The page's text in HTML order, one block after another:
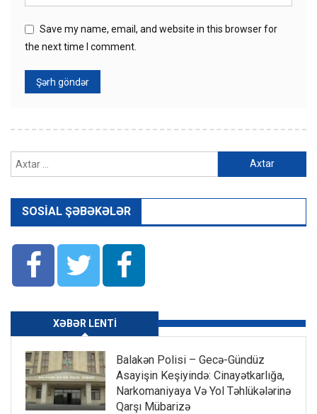
Save my name, email, and website in this browser for
the next time I comment.
SOSIAL ŞƏBƏKƏLƏR
XƏBƏR LENTI
Balakən Polisi – Gecə-Gündüz
Asayişin Keşiyində: Cinayətkarlığa,
Narkomaniyaya Və Yol Təhlükələrinə
Qarşı Mübarizə